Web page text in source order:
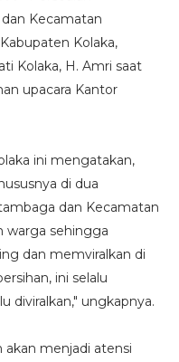
Kecamatan
Kolaka,
Kolaka, H. Amri saat
upacara Kantor
ini mengatakan,
di dua
dan Kecamatan
warga sehingga
dan memviralkan di
ini selalu
diviralkan," ungkapnya.
akan menjadi atensi